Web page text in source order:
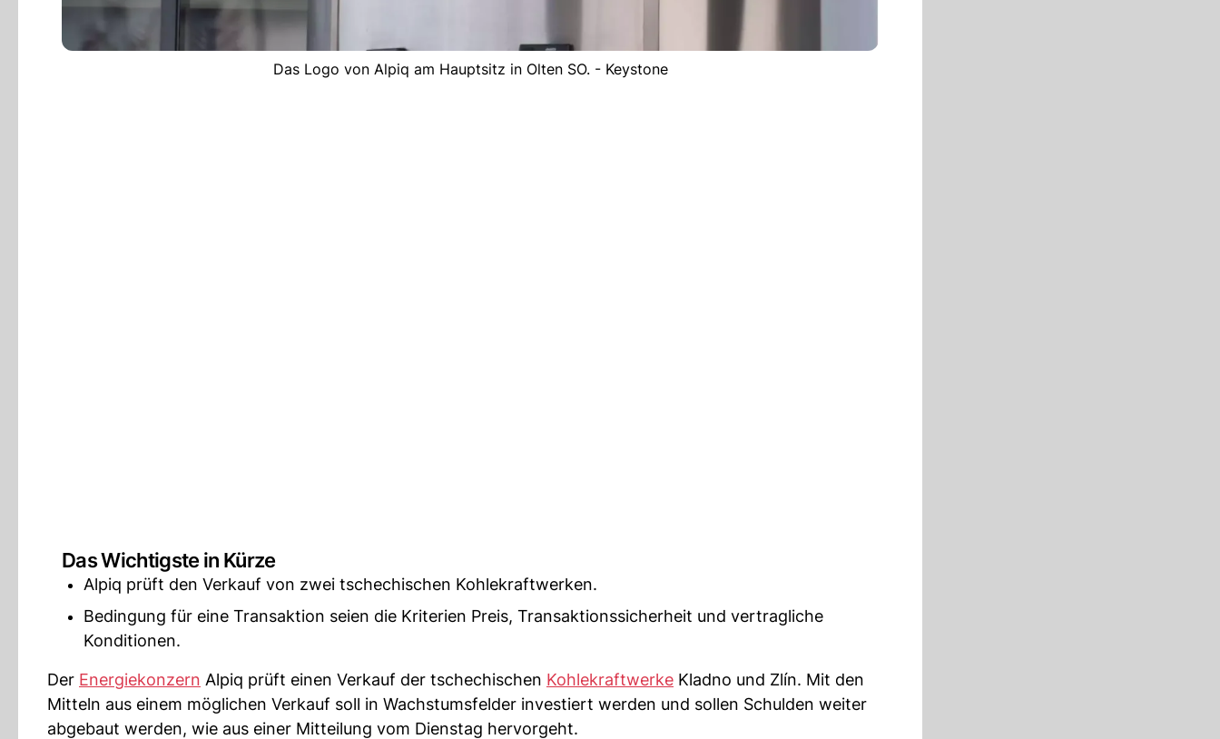
Das Logo von Alpiq am Hauptsitz in Olten SO. - Keystone
Das Wichtigste in Kürze
Alpiq prüft den Verkauf von zwei tschechischen Kohlekraftwerken.
Bedingung für eine Transaktion seien die Kriterien Preis, Transaktionssicherheit und vertragliche
Konditionen.
Der Energiekonzern Alpiq prüft einen Verkauf der tschechischen Kohlekraftwerke Kladno und Zlín. Mit den
Mitteln aus einem möglichen Verkauf soll in Wachstumsfelder investiert werden und sollen Schulden weiter
abgebaut werden, wie aus einer Mitteilung vom Dienstag hervorgeht.